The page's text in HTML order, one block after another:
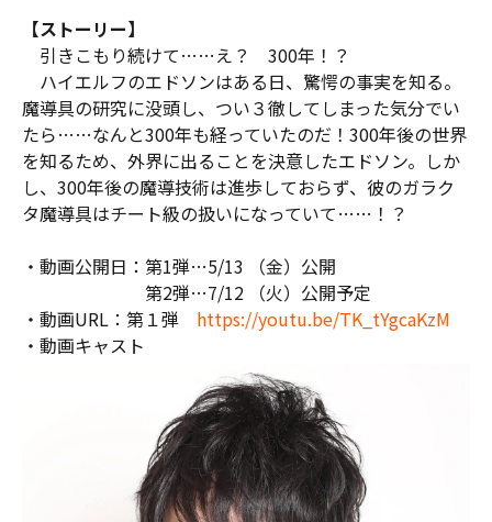
【ストーリー】
引きこもり続けて……え？ 300年！？
ハイエルフのエドソンはある日、驚愕の事実を知る。
魔導具の研究に没頭し、つい３徹してしまった気分でい
たら……なんと300年も経っていたのだ！300年後の世界
を知るため、外界に出ることを決意したエドソン。しか
し、300年後の魔導技術は進歩しておらず、彼のガラク
タ魔導具はチート級の扱いになっていて……！？
・動画公開日：第1弾…5/13 （金）公開
第2弾…7/12 （火）公開予定
・動画URL：第１弾 https://youtu.be/TK_tYgcaKzM
・動画キャスト